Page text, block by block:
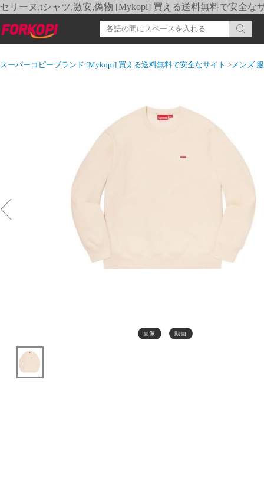
セリーヌ,tシャツ,激安,偽物 [Mykopi] 買える送料無料で安全な
スーパーコピーブランド [Mykopi] 買える送料無料で安全なサイト >メンズ 服
画像 動画